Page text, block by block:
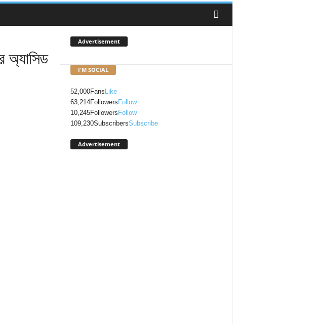
অ্যাসিড
Advertisement
I'M SOCIAL
52,000Fans Like
63,214Followers Follow
10,245Followers Follow
109,230SubscribersSubscribe
Advertisement